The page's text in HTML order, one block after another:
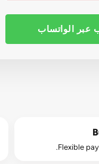
عبر الواتساب
Flexible